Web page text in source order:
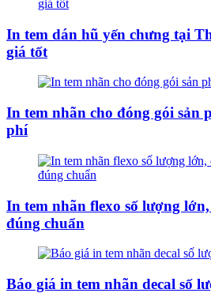
In tem dán hũ yến chưng tại
giá tốt
In tem nhãn cho đóng gói sản
phí
In tem nhãn flexo số lượng
đúng chuẩn
Báo giá in tem nhãn decal số